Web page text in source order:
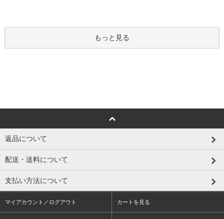
もっと見る
返品について
配送・送料について
支払い方法について
マイアカウント／ログアウト カートを見る